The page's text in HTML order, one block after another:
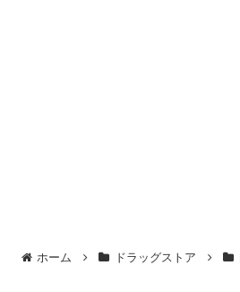
ホーム ドラッグストア